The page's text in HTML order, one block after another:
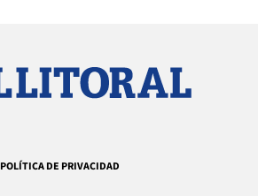
POLÍTICA DE PRIVACIDAD